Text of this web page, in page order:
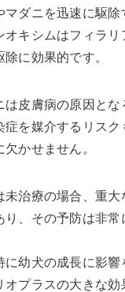
マダニを迅速に駆除
オキシムはフィラ
に効果的です。
皮膚病の原因とな
症を媒介するリスク
かせません。
治療の場合、重大
り、その予防は非常
幼犬の成長に影響
プラスの大きな効